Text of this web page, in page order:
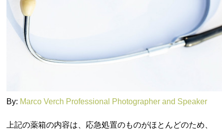
By: Marco Verch Professional Photographer and Speaker
上記の薬箱の内容は、応急処置のものがほとんどのため、